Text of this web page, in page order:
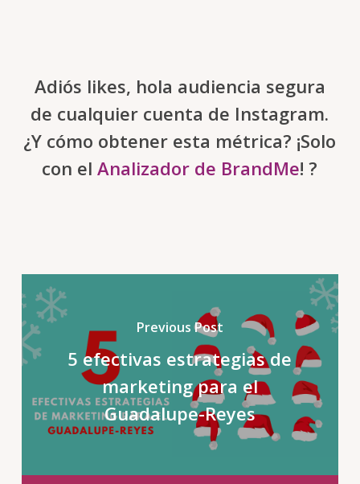
Adiós likes, hola audiencia segura
de cualquier cuenta de Instagram.
¿Y cómo obtener esta métrica? ¡Solo
con elAnalizador de BrandMe! ?
Previous Post
5 efectivas estrategias de
marketing para el
Guadalupe-Reyes